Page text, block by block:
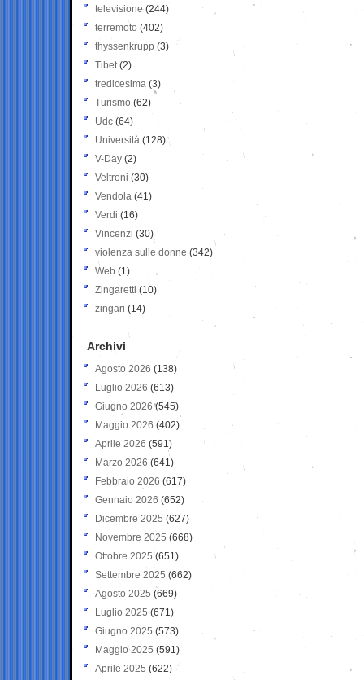
televisione(244)
terremoto (402)
thyssenkrupp (3)
Tibet(2)
tredicesima (3)
Turismo (62)
Udc (64)
Università (128)
V-Day (2)
Veltroni (30)
Vendola (41)
Verdi (16)
Vincenzi (30)
violenza sulle donne (342)
Web (1)
Zingaretti (10)
zingari (14)
Archivi
Agosto 2026 (138)
Luglio 2026 (613)
Giugno 2026 (545)
Maggio 2026 (402)
Aprile 2026 (591)
Marzo 2026 (641)
Febbraio 2026 (617)
Gennaio 2026 (652)
Dicembre 2025 (627)
Novembre 2025 (668)
Ottobre 2025 (651)
Settembre 2025 (662)
Agosto 2025 (669)
Luglio 2025 (671)
Giugno 2025 (573)
Maggio 2025 (591)
Aprile 2025 (622)